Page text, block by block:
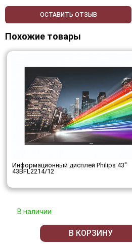
ОСТАВИТЬ ОТЗЫВ
Похожие товары
Информационный дисплей Philips 43"
43BFL2214/12
В наличии
В КОРЗИНУ